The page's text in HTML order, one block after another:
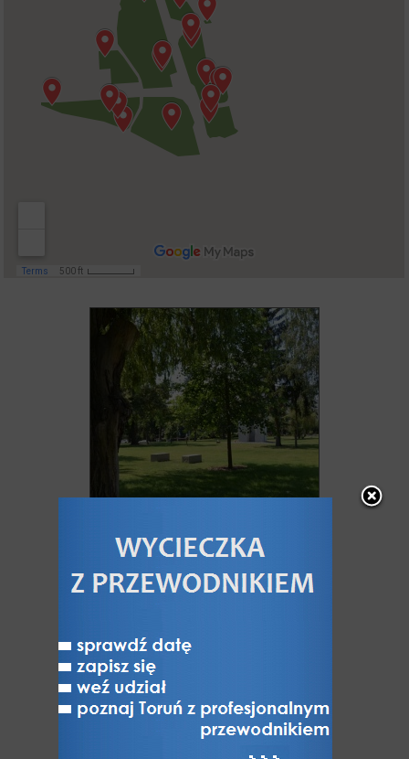
Planty na Bastionie Odcinkowym